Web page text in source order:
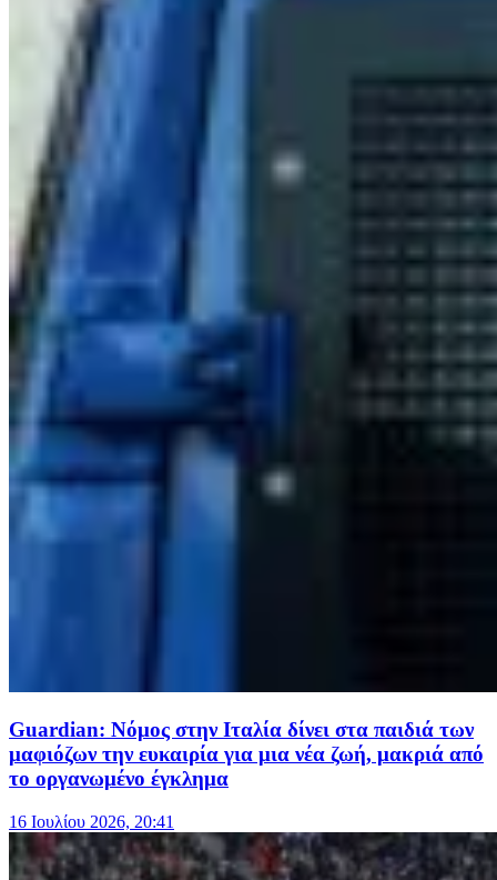
Guardian: Νόμος στην Ιταλία δίνει στα παιδιά των
μαφιόζων την ευκαιρία για μια νέα ζωή, μακριά από
το οργανωμένο έγκλημα
16 Ιουλίου 2026, 20:41